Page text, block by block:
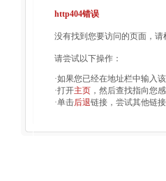
http404错误
没有找到您要访问的页面，
请尝试以下操作：
·如果您已经在地址栏中输入
·打开主页 ，然后查找指向您
·单击后退链接，尝试其他链